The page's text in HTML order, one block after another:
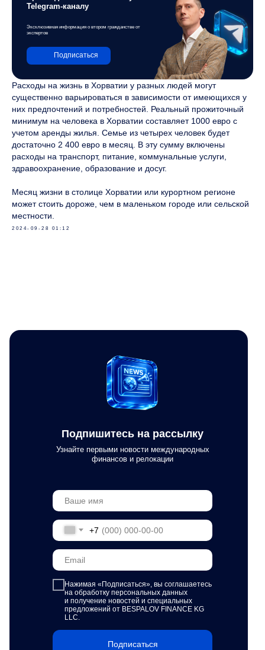
Telegram-каналу
Эксклюзивная информация о втором гражданстве от
экспертов
Подписаться
Расходы на жизнь в Хорватии у разных людей могут
существенно варьироваться в зависимости от имеющихся у
них предпочтений и потребностей. Реальный прожиточный
минимум на человека в Хорватии составляет 1000 евро с
учетом аренды жилья. Семье из четырех человек будет
достаточно 2 400 евро в месяц. В эту сумму включены
расходы на транспорт, питание, коммунальные услуги,
здравоохранение, образование и досуг.
Месяц жизни в столице Хорватии или курортном регионе
может стоить дороже, чем в маленьком городе или сельской
местности.
2024-09-28 01:12
Подпишитесь на рассылку
Узнайте первыми новости международных
финансов и релокации
+7
Нажимая «Подписаться», вы соглашаетесь
на обработку персональных данных
и получение новостей и специальных
предложений от BESPALOV FINANCE KG
LLC.
Подписаться